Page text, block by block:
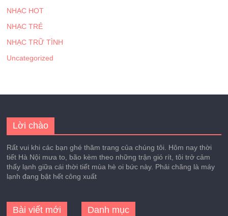
NHẠC HOT
NHẠC TRẺ
NHẠC TRỮ TÌNH
Uncategorized
Lời chào
Rất vui khi các bạn ghé thăm trang của chúng tôi. Hôm nay thời
tiết Hà Nội mưa to, bão kèm theo những trận gió rít, tôi trở cảm
thấy lạnh giữa cái thời tiết mùa hè oi bức này. Phải chăng là máy
lạnh đang bật hết công xuất
Bài viết mới Danh mục